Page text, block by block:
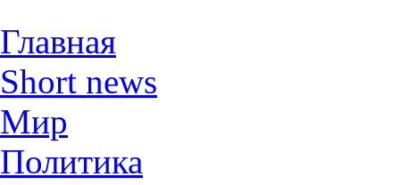
Главная
Short news
Мир
Политика